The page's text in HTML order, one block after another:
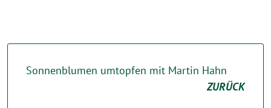
Sonnenblumen umtopfen mit Martin Hahn
ZURÜCK